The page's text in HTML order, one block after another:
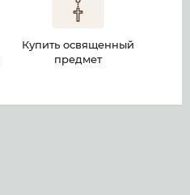
Купить освященный
предмет